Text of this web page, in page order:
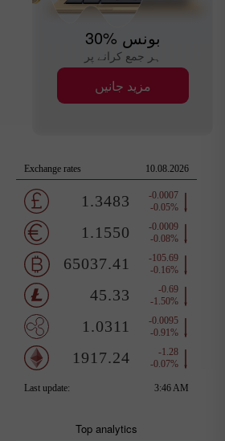
30% بونس
ہر جمع کرانے پر
مزید جانیں
Top analytics